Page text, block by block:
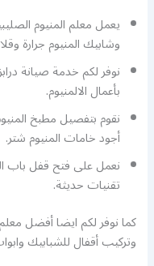
يعمل معلم المنيوم
وشابيك المنيوم جرارة
نوفر لكم خدمة صيانة
بأعمال الالمنيوم.
نقوم بتفصيل مطبخ
أجود خامات المنيوم شتر.
نعمل على فتح قفل باب
تقنيات حديثة.
كما نوفر لكم ايضا أفضل
وتركيب أقفال للشبابيك